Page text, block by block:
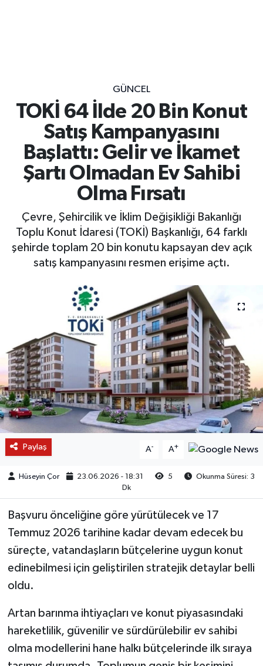
GÜNCEL
TOKİ 64 İlde 20 Bin Konut
Satış Kampanyasını
Başlattı: Gelir ve İkamet
Şartı Olmadan Ev Sahibi
Olma Fırsatı
Çevre, Şehircilik ve İklim Değişikliği Bakanlığı
Toplu Konut İdaresi (TOKİ) Başkanlığı, 64 farklı
şehirde toplam 20 bin konutu kapsayan dev açık
satış kampanyasını resmen erişime açtı.
Paylaş A- A+
Hüseyin Çor 23.06.2026 - 18:31 5
Okunma Süresi: 3
Dk
Başvuru önceliğine göre yürütülecek ve 17
Temmuz 2026 tarihine kadar devam edecek bu
süreçte, vatandaşların bütçelerine uygun konut
edinebilmesi için geliştirilen stratejik detaylar belli
oldu.
Artan barınma ihtiyaçları ve konut piyasasındaki
hareketlilik, güvenilir ve sürdürülebilir ev sahibi
olma modellerini hane halkı bütçelerinde ilk sıraya